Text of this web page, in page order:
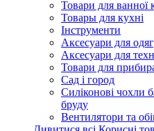
Товари для ванної
Товары для кухні
Інструменти
Аксесуари для
Аксесуари для
Товари для
Сад і город
Силіконові чохли
бруду
Вентилятори та